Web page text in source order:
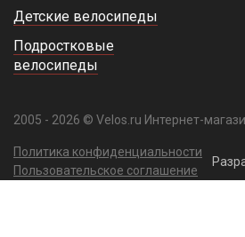
Детские велосипеды
Подростковые
велосипеды
2005 - 2026 © Velos.ru Интернет-
Политика конфиденциальности
Пользовательское соглашение